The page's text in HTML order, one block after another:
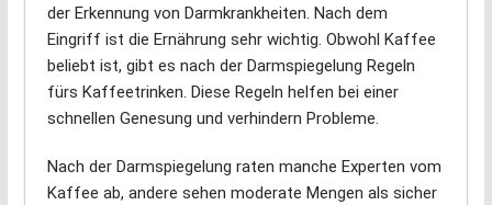
der Erkennung von Darmkrankheiten. Nach dem
Eingriff ist die Ernährung sehr wichtig. Obwohl Kaffee
beliebt ist, gibt es nach der Darmspiegelung Regeln
fürs Kaffeetrinken. Diese Regeln helfen bei einer
schnellen Genesung und verhindern Probleme.
Nach der Darmspiegelung raten manche Experten vom
Kaffee ab, andere sehen moderate Mengen als sicher